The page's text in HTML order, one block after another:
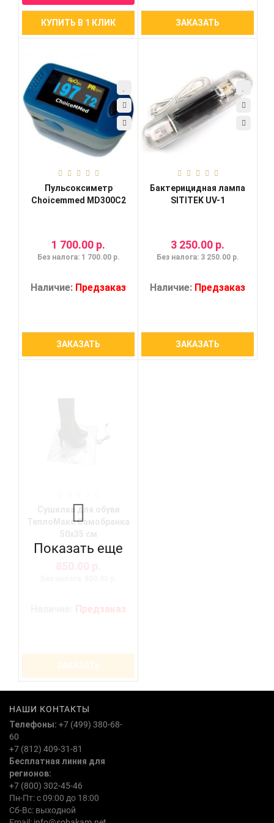
КУПИТЬ В 1 КЛИК ЗАКАЗАТЬ
Пульсоксиметр
Choicemmed MD300C2
1 700.00 р.
Без налога: 1 700.00 р.
Наличие: Предзаказ
ЗАКАЗАТЬ
Бактерицидная лампа
SITITEK UV-1
3 250.00 р.
Без налога: 3 250.00 р.
Наличие: Предзаказ
ЗАКАЗАТЬ
ТеплоМакс Самобранка
Предзаказ
Показать еще
НАШИ КОНТАКТЫ
Телефоны: +7 (499) 380-68-
60
+7 (812) 409-31-81
Бесплатная линия для
регионов:
+7 (800) 302-45-46
Пн-Пт: с 09:00 до 18:00
Сб-Вс: выходной